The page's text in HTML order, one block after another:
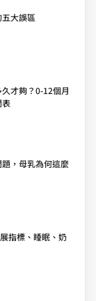
大誤區
才夠？0-12個月
表
，母乳為何這麼
指標、睡眠、奶